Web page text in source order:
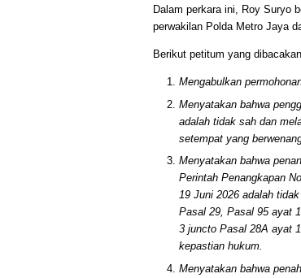
Dalam perkara ini, Roy Suryo
perwakilan Polda Metro Jaya
Berikut petitum yang
Mengabulkan
Menyatakan bahwa
adalah tidak sah dan
setempat yang
Menyatakan bahwa
Perintah Penangkapan
19 Juni 2026 adalah
Pasal 29, Pasal 95 ayat
3 juncto Pasal 28A ayat
kepastian hukum.
Menyatakan bahwa